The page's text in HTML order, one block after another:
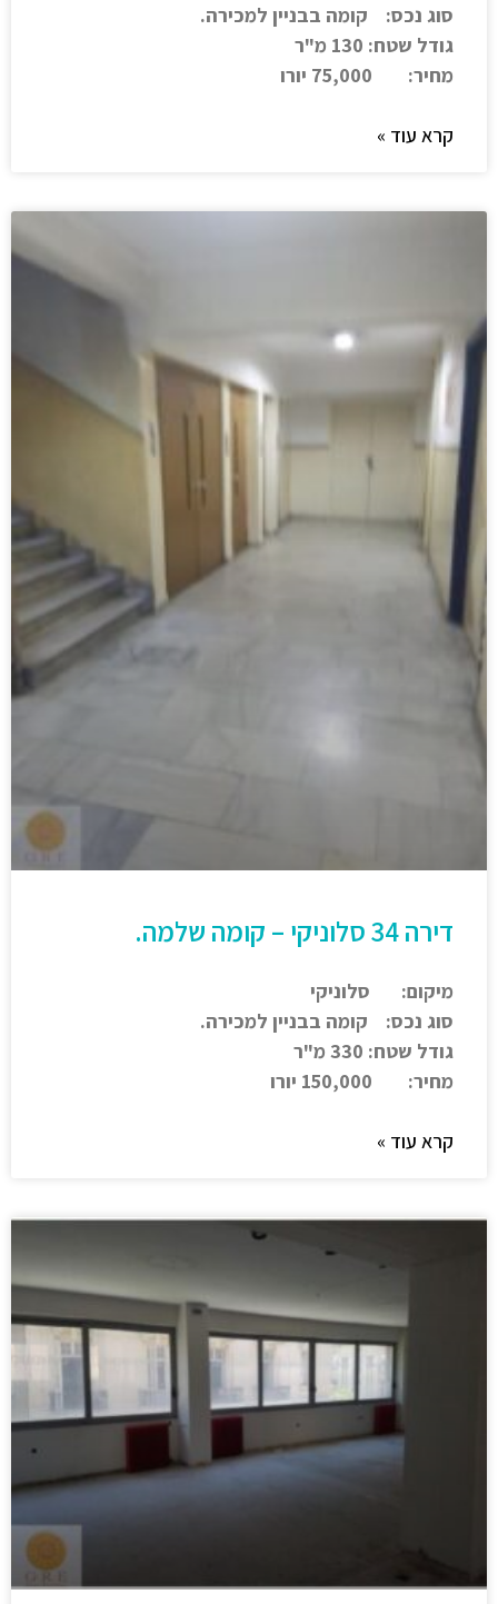
סוג נכס: קומה בבניין למכירה.
גודל שטח: 130 מ"ר
מחיר: 75,000 יורו
קרא עוד »
דירה 34 סלוניקי – קומה שלמה.
מיקום: סלוניקי
סוג נכס: קומה בבניין למכירה.
גודל שטח: 330 מ"ר
מחיר: 150,000 יורו
קרא עוד »